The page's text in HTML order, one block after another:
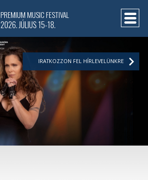
PREMIUM MUSIC FESTIVAL
2026. JÚLIUS 15-18.
IRATKOZZON FEL HÍRLEVELÜNKRE